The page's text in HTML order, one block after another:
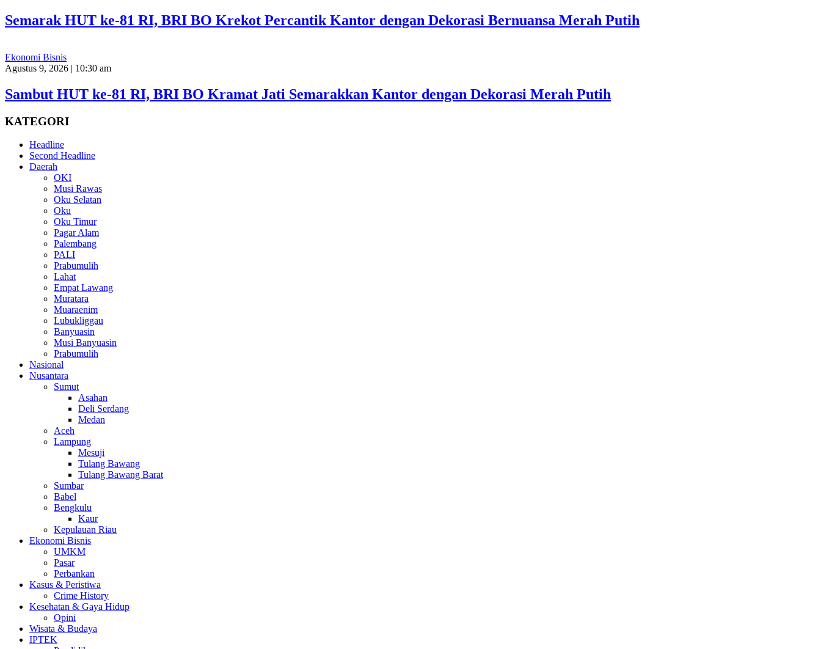
Semarak HUT ke-81 RI, BRI BO Krekot Percantik Kantor dengan Dekorasi Bernuansa Merah Putih
Ekonomi Bisnis
Agustus 9, 2026 | 10:30 am
Sambut HUT ke-81 RI, BRI BO Kramat Jati Semarakkan Kantor dengan Dekorasi Merah Putih
KATEGORI
Headline
Second Headline
Daerah
OKI
Musi Rawas
Oku Selatan
Oku
Oku Timur
Pagar Alam
Palembang
PALI
Prabumulih
Lahat
Empat Lawang
Muratara
Muaraenim
Lubukliggau
Banyuasin
Musi Banyuasin
Prabumulih
Nasional
Nusantara
Sumut
Asahan
Deli Serdang
Medan
Aceh
Lampung
Mesuji
Tulang Bawang
Tulang Bawang Barat
Sumbar
Babel
Bengkulu
Kaur
Kepulauan Riau
Ekonomi Bisnis
UMKM
Pasar
Perbankan
Kasus & Peristiwa
Crime History
Kesehatan & Gaya Hidup
Opini
Wisata & Budaya
IPTEK